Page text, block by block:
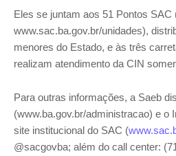
Eles se juntam aos 51 Pontos SAC
www.sac.ba.gov.br/unidades),
menores do Estado, e às três
realizam atendimento da CIN
Para outras informações, a Saeb
(www.ba.gov.br/administracao) e o
site institucional do SAC (
@sacgovba; além do call center: